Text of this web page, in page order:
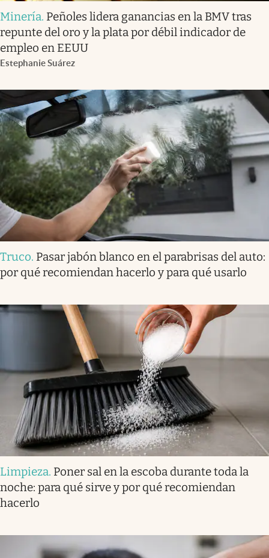
Minería. Peñoles lidera ganancias en la BMV tras
repunte del oro y la plata por débil indicador de
empleo en EEUU
Estephanie Suárez
Truco. Pasar jabón blanco en el parabrisas del auto:
por qué recomiendan hacerlo y para qué usarlo
Limpieza. Poner sal en la escoba durante toda la
noche: para qué sirve y por qué recomiendan
hacerlo